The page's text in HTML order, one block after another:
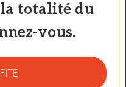
la totalité du
vous.